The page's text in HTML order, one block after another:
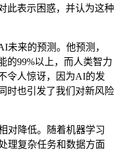
此表示困惑，并认为这种
来的预测。他预测，
的99%以上，而人类智力
令人惊讶，因为AI的发
时也引发了我们对新风险
降低。随着机器学习
理复杂任务和数据方面